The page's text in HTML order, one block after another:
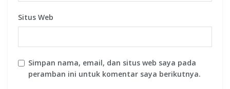
Situs Web
Simpan nama, email, dan situs web saya pada
peramban ini untuk komentar saya berikutnya.